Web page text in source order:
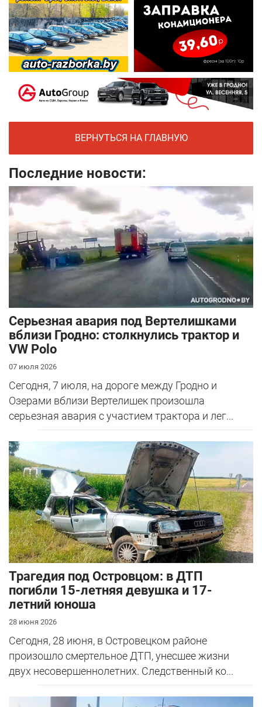
ВЕРНУТЬСЯ НА ГЛАВНУЮ
Последние новости:
Серьезная авария под Вертелишками
вблизи Гродно: столкнулись трактор и
VW Polo
07 июля 2026
Сегодня, 7 июля, на дороге между Гродно и
Озерами вблизи Вертелишек произошла
серьезная авария с участием трактора и лег...
Трагедия под Островцом: в ДТП
погибли 15-летняя девушка и 17-
летний юноша
28 июня 2026
Сегодня, 28 июня, в Островецком районе
произошло смертельное ДТП, унесшее жизни
двух несовершеннолетних. Следственный ко...